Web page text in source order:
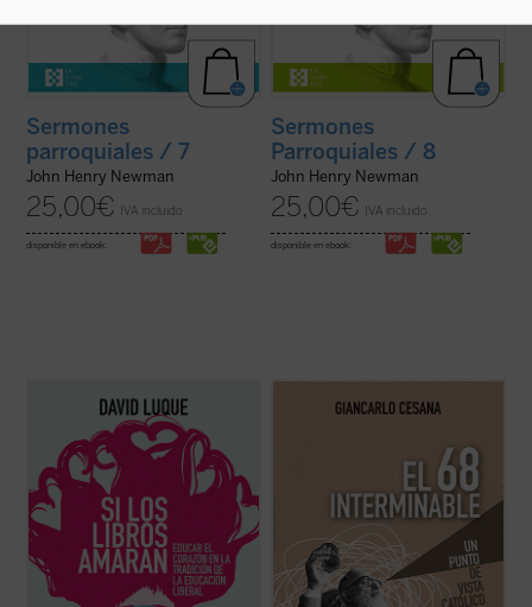
Sermones
parroquiales / 7
John Henry Newman
25,00€ IVA incluido
disponible en ebook:
Sermones
Parroquiales / 8
John Henry Newman
25,00€ IVA incluido
disponible en ebook:
David Luque investiga la teoría de la
«educación liberal» a fin de hablar sobre el
amor: el amor a los libros, el amor a las
criaturas y el amor divino. Un conjunto de
ensayos que pueden ser leídos
separadamente o en conjunto por
cualquiera ...
(ver ficha)
«68 interminable»: a partir de su
acontecimientos de 1968 y la ruptura con
la tradición, considerando también sus
consecuencias sociales, políticas y
(ver ficha)